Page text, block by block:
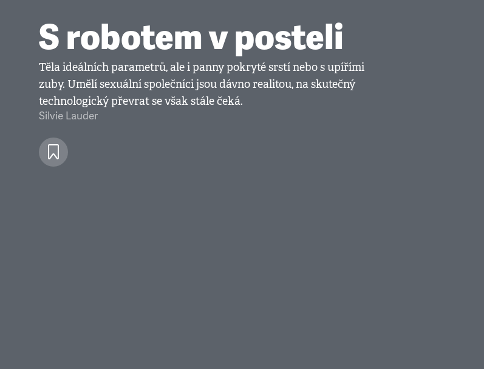
S robotem v posteli
Těla ideálních parametrů, ale i panny pokryté srstí nebo s upířími
zuby. Umělí sexuální společníci jsou dávno realitou, na skutečný
technologický převrat se však stále čeká.
Silvie Lauder